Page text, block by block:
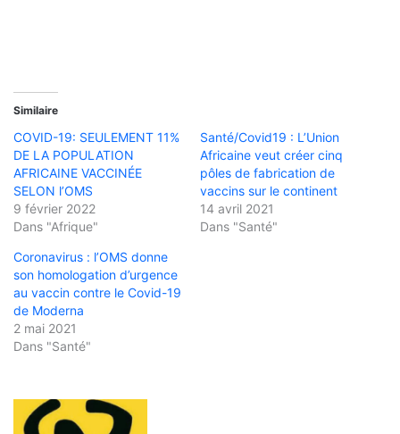
Similaire
COVID-19: SEULEMENT 11%
DE LA POPULATION
AFRICAINE VACCINÉE
SELON l’OMS
9 février 2022
Dans "Afrique"
Santé/Covid19 : L’Union
Africaine veut créer cinq
pôles de fabrication de
vaccins sur le continent
14 avril 2021
Dans "Santé"
Coronavirus : l’OMS donne
son homologation d’urgence
au vaccin contre le Covid-19
de Moderna
2 mai 2021
Dans "Santé"